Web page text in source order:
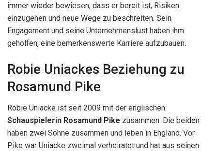
immer wieder bewiesen, dass er bereit ist, Risiken
einzugehen und neue Wege zu beschreiten. Sein
Engagement und seine Unternehmenslust haben ihm
geholfen, eine bemerkenswerte Karriere aufzubauen.
Robie Uniackes Beziehung zu
Rosamund Pike
Robie Uniacke ist seit 2009 mit der englischen
Schauspielerin Rosamund Pike zusammen. Die beiden
haben zwei Söhne zusammen und leben in England. Vor
Pike war Uniacke zweimal verheiratet und hat aus seinen